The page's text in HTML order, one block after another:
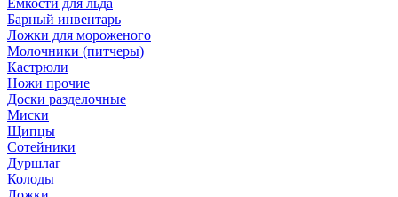
Емкости для льда
Барный инвентарь
Ложки для мороженого
Молочники (питчеры)
Кастрюли
Ножи прочие
Доски разделочные
Миски
Щипцы
Сотейники
Дуршлаг
Колоды